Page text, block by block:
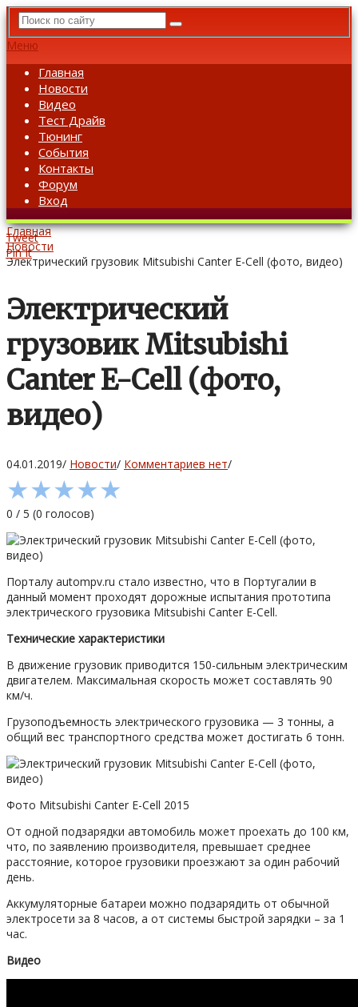
Меню
Главная
Новости
Видео
Тест Драйв
Тюнинг
События
Контакты
Форум
Вход
Главная
Новости
Электрический грузовик Mitsubishi Canter E-Cell (фото, видео)
Электрический
грузовик Mitsubishi
Canter E-Cell (фото,
видео)
04.01.2019/ Новости/ Комментариев нет/
★★★★★
0 / 5 (0 голосов)
Порталу autompv.ru стало известно, что в Португалии в
данный момент проходят дорожные испытания прототипа
электрического грузовика Mitsubishi Canter E-Cell.
Технические характеристики
В движение грузовик приводится 150-сильным электрическим
двигателем. Максимальная скорость может составлять 90
км/ч.
Грузоподъемность электрического грузовика — 3 тонны, а
общий вес транспортного средства может достигать 6 тонн.
Фото Mitsubishi Canter E-Cell 2015
От одной подзарядки автомобиль может проехать до 100 км,
что, по заявлению производителя, превышает среднее
расстояние, которое грузовики проезжают за один рабочий
день.
Аккумуляторные батареи можно подзарядить от обычной
электросети за 8 часов, а от системы быстрой зарядки – за 1
час.
Видео
Tweet
Pin It